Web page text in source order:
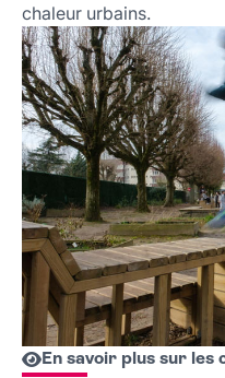
chaleur urbains.
En savoir plus sur les